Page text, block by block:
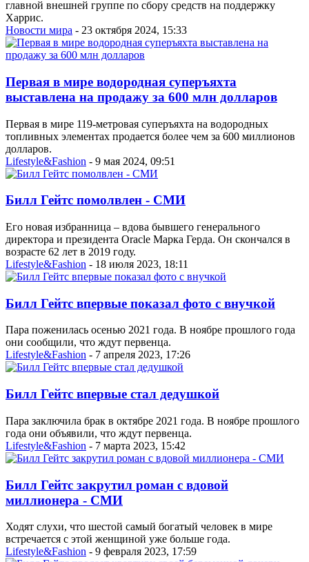
главной внешней группе по сбору средств на поддержку
Харрис.
Новости мира - 23 октября 2024, 15:33
Первая в мире водородная суперъяхта
выставлена на продажу за 600 млн долларов
Первая в мире 119-метровая суперъяхта на водородных
топливных элементах продается более чем за 600 миллионов
долларов.
Lifestyle&Fashion - 9 мая 2024, 09:51
Билл Гейтс помолвлен - СМИ
Его новая избранница – вдова бывшего генерального
директора и президента Oracle Марка Герда. Он скончался в
возрасте 62 лет в 2019 году.
Lifestyle&Fashion - 18 июля 2023, 18:11
Билл Гейтс впервые показал фото с внучкой
Пара поженилась осенью 2021 года. В ноябре прошлого года
они сообщили, что ждут первенца.
Lifestyle&Fashion - 7 апреля 2023, 17:26
Билл Гейтс впервые стал дедушкой
Пара заключила брак в октябре 2021 года. В ноябре прошлого
года они объявили, что ждут первенца.
Lifestyle&Fashion - 7 марта 2023, 15:42
Билл Гейтс закрутил роман с вдовой
миллионера - СМИ
Ходят слухи, что шестой самый богатый человек в мире
встречается с этой женщиной уже больше года.
Lifestyle&Fashion - 9 февраля 2023, 17:59